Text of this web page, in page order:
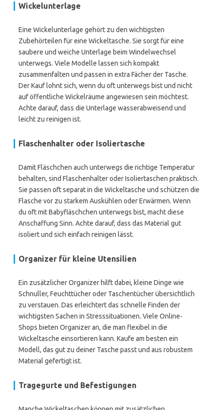
Wickelunterlage
Eine Wickelunterlage gehört zu den wichtigsten
Zubehörteilen für eine Wickeltasche. Sie sorgt für eine
saubere und weiche Unterlage beim Windelwechsel
unterwegs. Viele Modelle lassen sich kompakt
zusammenfalten und passen in extra Fächer der Tasche.
Der Kauf lohnt sich, wenn du oft unterwegs bist und nicht
auf öffentliche Wickelräume angewiesen sein möchtest.
Achte darauf, dass die Unterlage wasserabweisend und
leicht zu reinigen ist.
Flaschenhalter oder Isoliertasche
Damit Fläschchen auch unterwegs die richtige Temperatur
behalten, sind Flaschenhalter oder Isoliertaschen praktisch.
Sie passen oft separat in die Wickeltasche und schützen die
Flasche vor zu starkem Auskühlen oder Erwärmen. Wenn
du oft mit Babyfläschchen unterwegs bist, macht diese
Anschaffung Sinn. Achte darauf, dass das Material gut
isoliert und sich einfach reinigen lässt.
Organizer für kleine Utensilien
Ein zusätzlicher Organizer hilft dabei, kleine Dinge wie
Schnuller, Feuchttücher oder Taschentücher übersichtlich
zu verstauen. Das erleichtert das schnelle Finden der
wichtigsten Sachen in Stresssituationen. Viele Online-
Shops bieten Organizer an, die man flexibel in die
Wickeltasche einsortieren kann. Kaufe am besten ein
Modell, das gut zu deiner Tasche passt und aus robustem
Material gefertigt ist.
Tragegurte und Befestigungen